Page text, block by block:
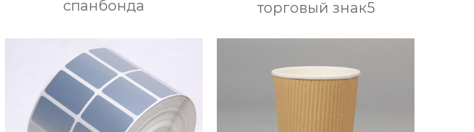
спанбонда
торговый знак5